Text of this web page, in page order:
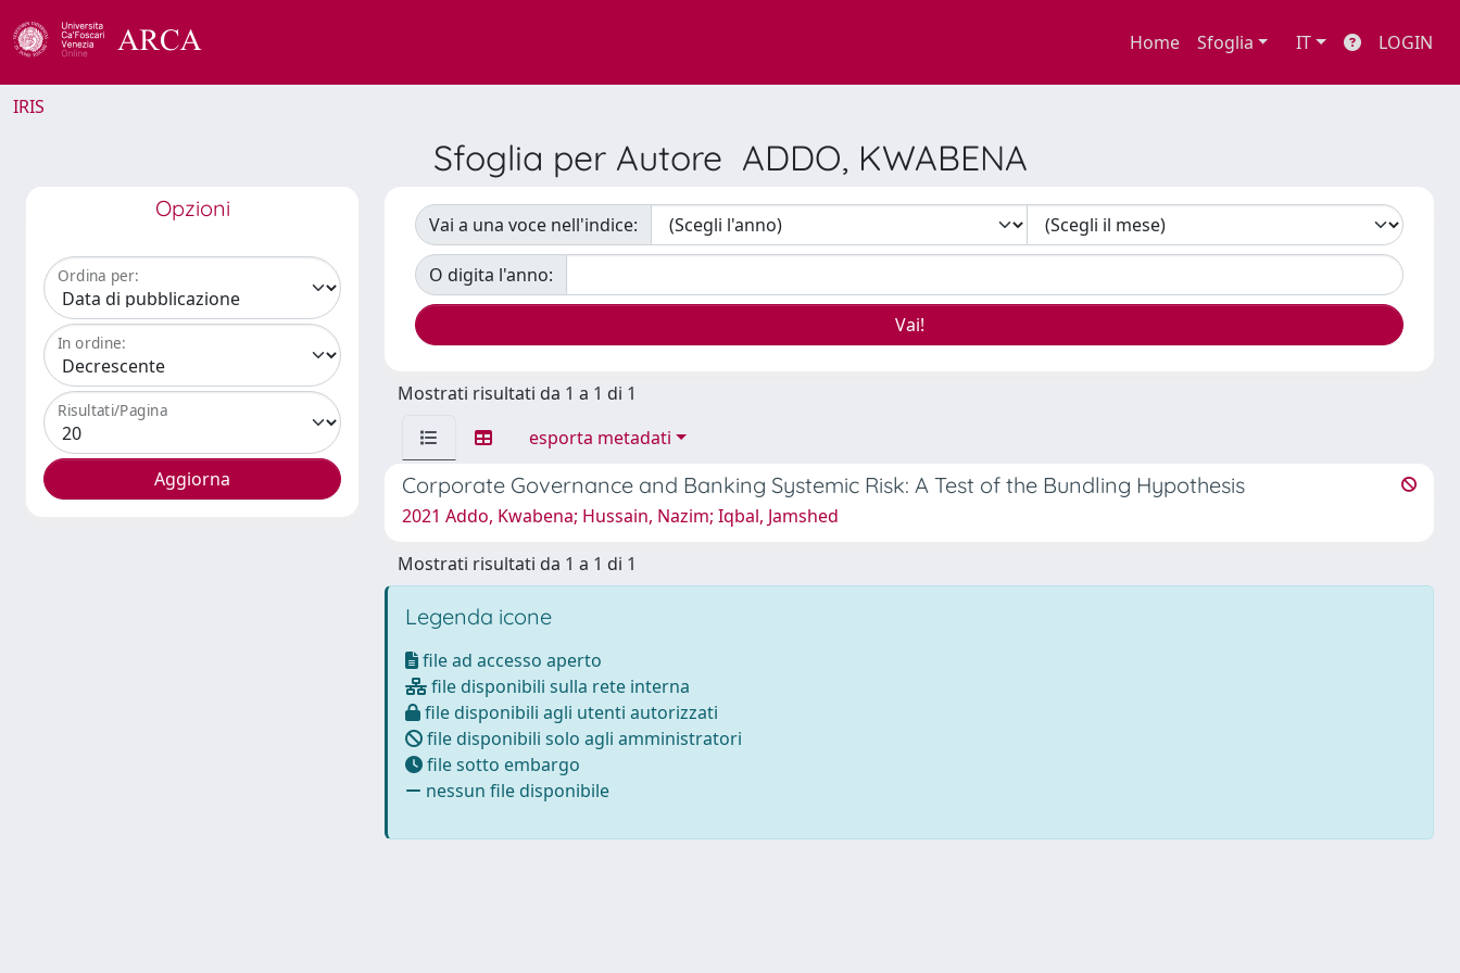
Home Sfoglia IT LOGIN
IRIS
Sfoglia per Autore ADDO, KWABENA
Opzioni
Ordina per:
In ordine:
Risultati/Pagina
Vai a una voce nell'indice:
O digita l'anno:
Mostrati risultati da 1 a 1 di 1
esporta metadati
Corporate Governance and Banking Systemic Risk: A Test of the Bundling Hypothesis
2021 Addo, Kwabena; Hussain, Nazim; Iqbal, Jamshed
Mostrati risultati da 1 a 1 di 1
Legenda icone
file ad accesso aperto
file disponibili sulla rete interna
file disponibili agli utenti autorizzati
file disponibili solo agli amministratori
file sotto embargo
nessun file disponibile